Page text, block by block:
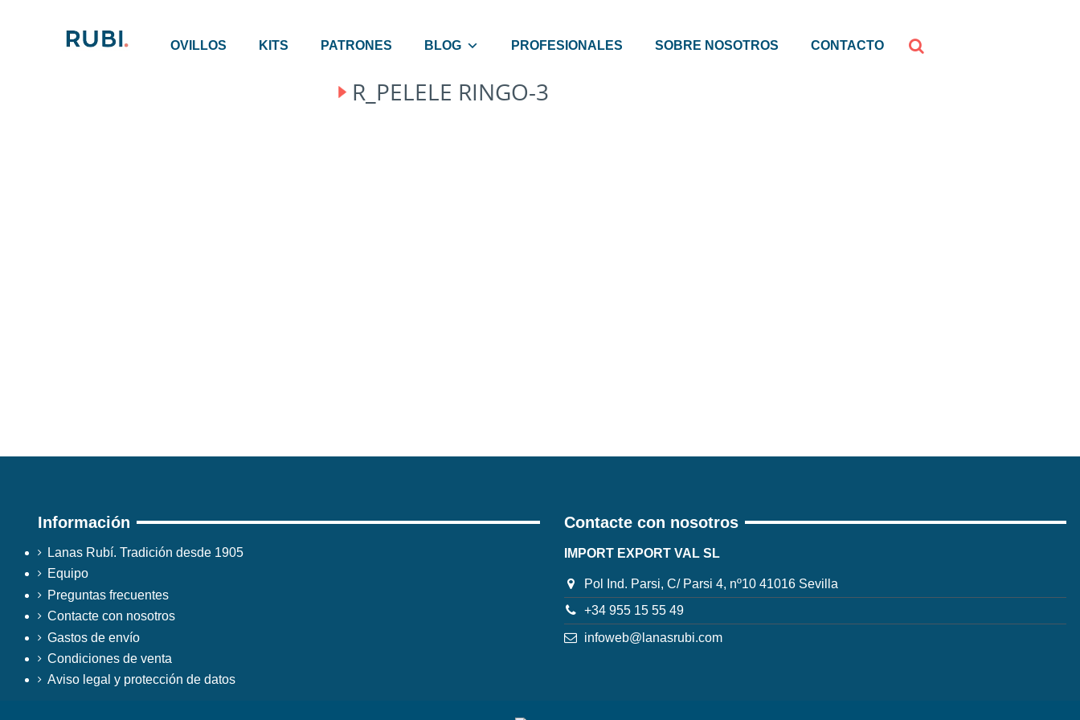
OVILLOS KITS PATRONES BLOG PROFESIONALES SOBRE NOSOTROS CONTACTO
R_PELELE RINGO-3
Información
Lanas Rubí. Tradición desde 1905
Equipo
Preguntas frecuentes
Contacte con nosotros
Gastos de envío
Condiciones de venta
Aviso legal y protección de datos
Contacte con nosotros
IMPORT EXPORT VAL SL
Pol Ind. Parsi, C/ Parsi 4, nº10 41016 Sevilla
+34 955 15 55 49
infoweb@lanasrubi.com